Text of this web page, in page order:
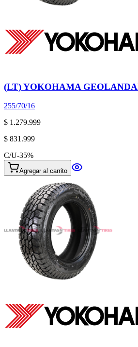
(LT) YOKOHAMA
255/70/16
$ 1.279.999
$ 831.999
C/U-35%
Agregar al carrito